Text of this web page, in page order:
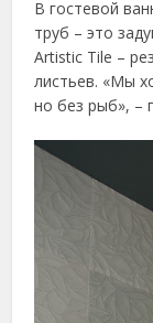
В гостевой
труб – это
Artistic Tile –
листьев. «Мы
но без рыб», –